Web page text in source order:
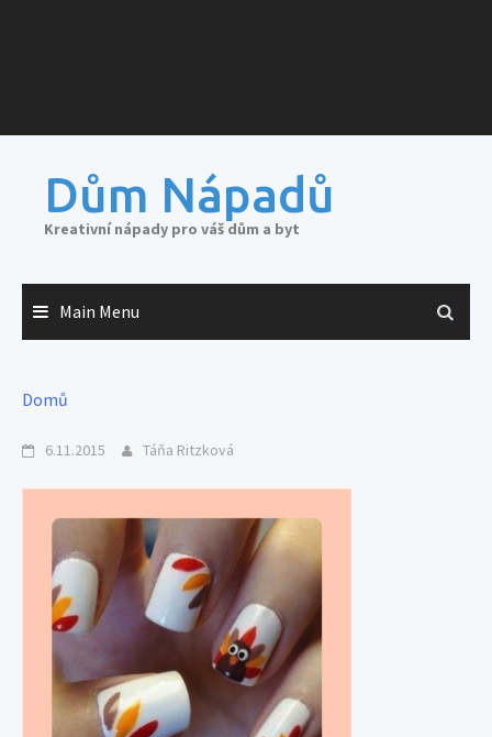
Dům Nápadů
Kreativní nápady pro váš dům a byt
Main Menu
Domů
6.11.2015 Táňa Ritzková